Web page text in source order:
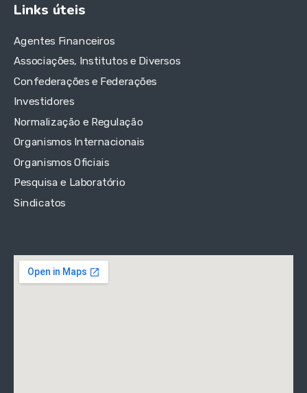
Links úteis
Agentes Financeiros
Associações, Institutos e Diversos
Confederações e Federações
Investidores
Normalização e Regulação
Organismos Internacionais
Organismos Oficiais
Pesquisa e Laboratório
Sindicatos